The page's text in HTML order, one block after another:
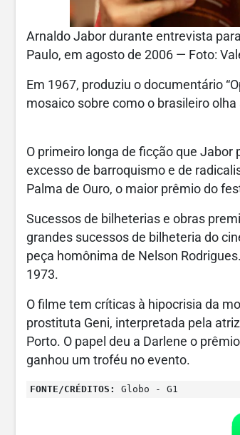
Arnaldo Jabor durante entrevista
Paulo, em agosto de 2006 — Foto:
Em 1967, produziu o documentário
mosaico sobre como o brasileiro
O primeiro longa de ficção que Jabor
excesso de barroquismo e de
Palma de Ouro, o maior prêmio do
Sucessos de bilheterias e obras
grandes sucessos de bilheteria do
peça homônima de Nelson
1973.
O filme tem críticas à hipocrisia da
prostituta Geni, interpretada pela
Porto. O papel deu a Darlene o
ganhou um troféu no evento.
FONTE/CRÉDITOS: Globo - G1